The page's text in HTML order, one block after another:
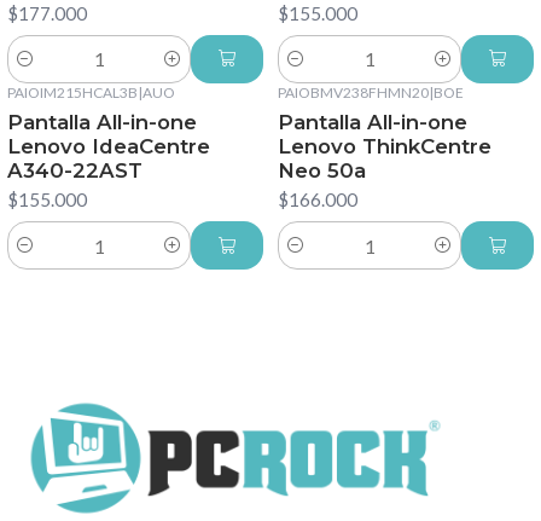
$177.000
Cantidad
$155.000
Cantidad
PAIOIM215HCAL3B |AUO
Pantalla All-in-one
Lenovo IdeaCentre
A340-22AST
$155.000
Cantidad
PAIOBMV238FHMN20|BOE
Pantalla All-in-one
Lenovo ThinkCentre
Neo 50a
$166.000
Cantidad